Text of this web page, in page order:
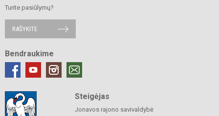
Turite pasiūlymų?
RAŠYKITE
Bendraukime
Steigėjas
Jonavos rajono savivaldybė